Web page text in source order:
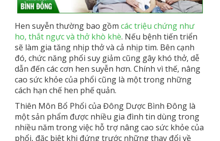
Hen suyễn thường bao gồm các triệu chứng như
ho, thắt ngực và thở khò khè. Nếu bệnh tiến triển
sẽ làm gia tăng nhịp thở và cả nhịp tim. Bên cạnh
đó, chức năng phổi suy giảm cũng gây khó thở, dễ
dẫn đến các cơn hen suyễn hơn. Chính vì thế, nâng
cao sức khỏe của phổi cũng là một trong những
cách hạn chế hen phế quản.
Thiên Môn Bổ Phổi của Đông Dược Bình Đông là
một sản phẩm được nhiều gia đình tin dùng trong
nhiều năm trong việc hỗ trợ nâng cao sức khỏe của
phổi, đặc biệt khi đứng trước những thay đổi về